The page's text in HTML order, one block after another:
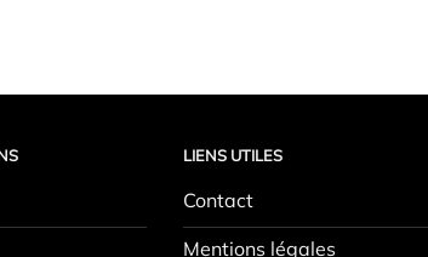
LIENS UTILES
Contact
Mentions légales